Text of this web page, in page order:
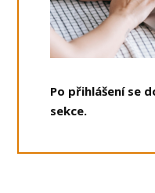
Po přihlášení se
sekce.